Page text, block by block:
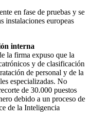
en fase de pruebas y se
instalaciones europeas
interna
la firma expuso que la
y de clasificación
de personal y de la
especializadas. No
de 30.000 puestos
debido a un proceso de
de la Inteligencia